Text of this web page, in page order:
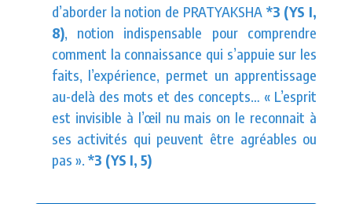
d’aborder la notion de PRATYAKSHA *3 (YS I,
8), notion indispensable pour comprendre
comment la connaissance qui s’appuie sur les
faits, l’expérience, permet un apprentissage
au-delà des mots et des concepts… « L’esprit
est invisible à l’œil nu mais on le reconnait à
ses activités qui peuvent être agréables ou
pas ». *3 (YS I, 5)